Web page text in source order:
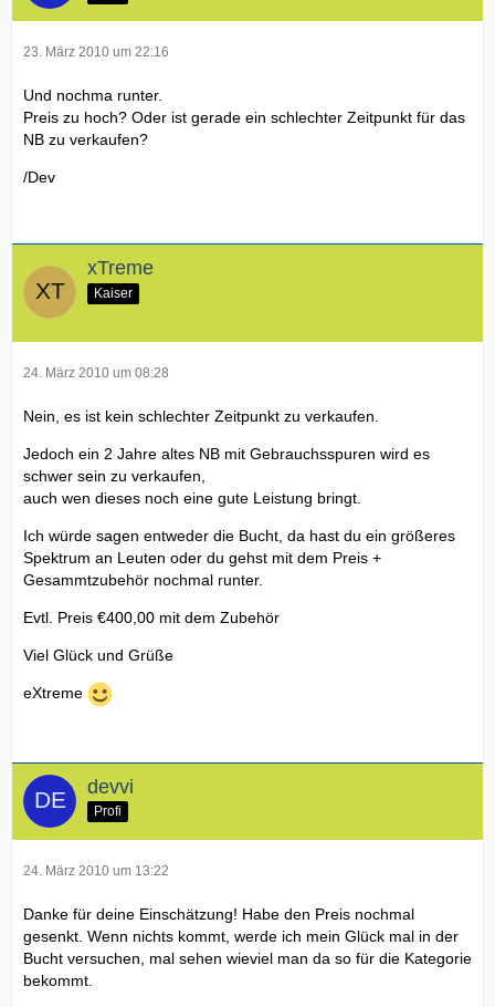
Systemmedien
Farbauswahl
Display
Accidental Damage Support
Kein Support bei Unfallschäden
TV-Tuner
15,4-Zoll-Breitbild WXGA+ (1440 x 900) TFT-Display mit
TrueLife™
23. März 2010 um 22:16
Und nochma runter.
Preis zu hoch? Oder ist gerade ein schlechter Zeitpunkt für das
NB zu verkaufen?
/Dev
xTreme
Kaiser
24. März 2010 um 08:28
Nein, es ist kein schlechter Zeitpunkt zu verkaufen.
Jedoch ein 2 Jahre altes NB mit Gebrauchsspuren wird es
schwer sein zu verkaufen,
auch wen dieses noch eine gute Leistung bringt.
Ich würde sagen entweder die Bucht, da hast du ein größeres
Spektrum an Leuten oder du gehst mit dem Preis +
Gesammtzubehör nochmal runter.
Evtl. Preis €400,00 mit dem Zubehör
Viel Glück und Grüße
eXtreme
devvi
Profi
24. März 2010 um 13:22
Danke für deine Einschätzung! Habe den Preis nochmal
gesenkt. Wenn nichts kommt, werde ich mein Glück mal in der
Bucht versuchen, mal sehen wieviel man da so für die Kategorie
bekommt.